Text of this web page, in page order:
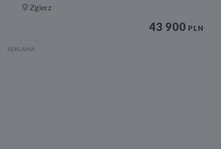
Zgierz
43 900 PLN